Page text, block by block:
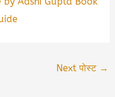
Next पोस्ट →